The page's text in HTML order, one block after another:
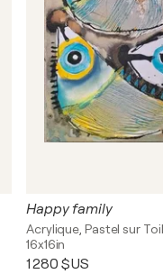
Happy family
Acrylique, Pastel sur
16x16in
1 280 $US